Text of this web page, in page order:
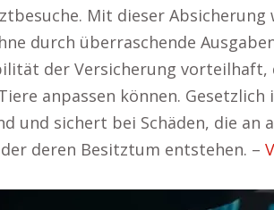
Mit dieser
durch überraschende
der Versicherung vorteilhaft,
anpassen können.
und sichert bei Schäden, die an
deren Besitztum entstehen. –